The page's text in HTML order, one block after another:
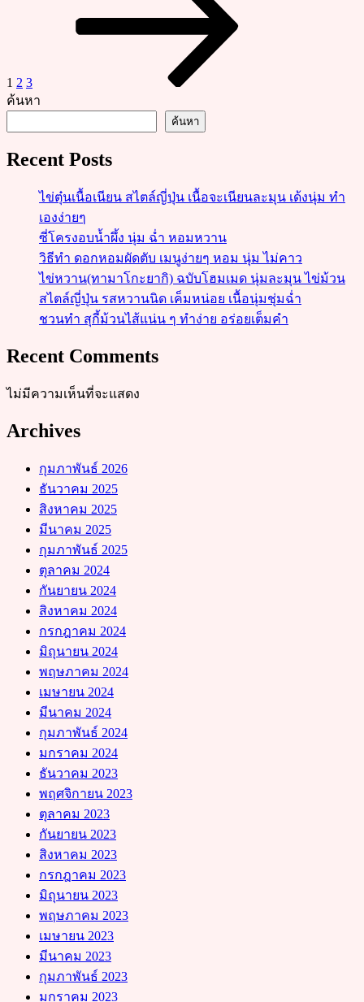
1 2 3
ค้นหา
ค้นหา
Recent Posts
ไข่ตุ๋นเนื้อเนียน สไตล์ญี่ปุ่น เนื้อจะเนียนละมุน เด้งนุ่ม ทำ
เองง่ายๆ
ซี่โครงอบน้ำผึ้ง นุ่ม ฉ่ำ หอมหวาน
วิธีทำ ดอกหอมผัดตับ เมนูง่ายๆ หอม นุ่ม ไม่คาว
ไข่หวาน(ทามาโกะยากิ) ฉบับโฮมเมด นุ่มละมุน ไข่ม้วน
สไตล์ญี่ปุ่น รสหวานนิด เค็มหน่อย เนื้อนุ่มชุ่มฉ่ำ
ชวนทำ สุกี้ม้วนไส้แน่น ๆ ทำง่าย อร่อยเต็มคำ
Recent Comments
ไม่มีความเห็นที่จะแสดง
Archives
กุมภาพันธ์ 2026
ธันวาคม 2025
สิงหาคม 2025
มีนาคม 2025
กุมภาพันธ์ 2025
ตุลาคม 2024
กันยายน 2024
สิงหาคม 2024
กรกฎาคม 2024
มิถุนายน 2024
พฤษภาคม 2024
เมษายน 2024
มีนาคม 2024
กุมภาพันธ์ 2024
มกราคม 2024
ธันวาคม 2023
พฤศจิกายน 2023
ตุลาคม 2023
กันยายน 2023
สิงหาคม 2023
กรกฎาคม 2023
มิถุนายน 2023
พฤษภาคม 2023
เมษายน 2023
มีนาคม 2023
กุมภาพันธ์ 2023
มกราคม 2023